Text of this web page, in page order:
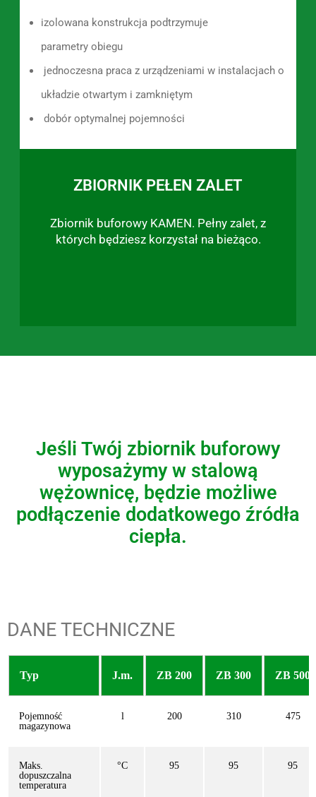
izolowana konstrukcja podtrzymuje
parametry obiegu
jednoczesna praca z urządzeniami w instalacjach o
układzie otwartym i zamkniętym
dobór optymalnej pojemności
ZBIORNIK PEŁEN ZALET
Zbiornik buforowy KAMEN. Pełny zalet, z
których będziesz korzystał na bieżąco.
Jeśli Twój zbiornik buforowy
wyposażymy w stalową
wężownicę, będzie możliwe
podłączenie dodatkowego źródła
ciepła.
DANE TECHNICZNE
Typ J.m. ZB 200 ZB 300 ZB 500
Pojemność
magazynowa
l 200 310 475
Maks.
dopuszczalna
temperatura
°C 95 95 95